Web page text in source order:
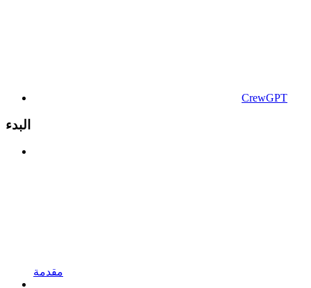
CrewGPT
البدء
مقدمة